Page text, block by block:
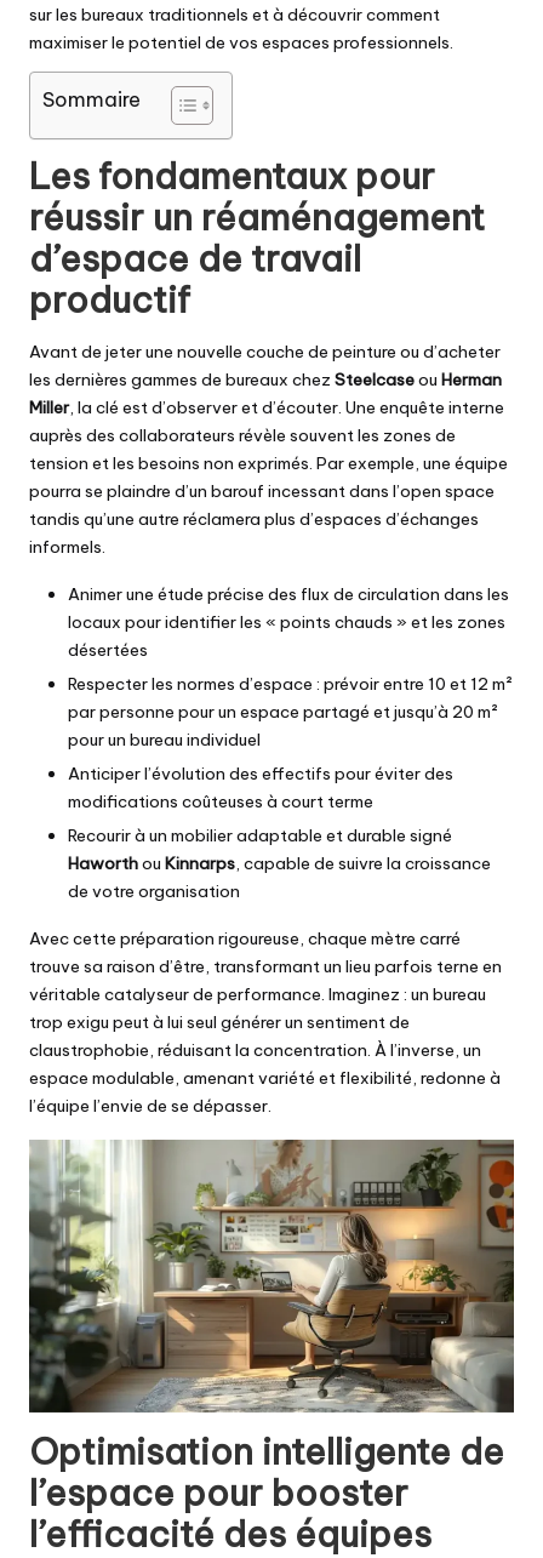
sur les bureaux traditionnels et à découvrir comment
maximiser le potentiel de vos espaces professionnels.
Sommaire
Les fondamentaux pour
réussir un réaménagement
d’espace de travail
productif
Avant de jeter une nouvelle couche de peinture ou d’acheter
les dernières gammes de bureaux chez Steelcaseou Herman
Miller, la clé est d’observer et d’écouter. Une enquête interne
auprès des collaborateurs révèle souvent les zones de
tension et les besoins non exprimés. Par exemple, une équipe
pourra se plaindre d’un barouf incessant dans l’open space
tandis qu’une autre réclamera plus d’espaces d’échanges
informels.
Animer une étude précise des flux de circulation dans les
locaux pour identifier les « points chauds » et les zones
désertées
Respecter les normes d’espace : prévoir entre 10 et 12 m²
par personne pour un espace partagé et jusqu’à 20 m²
pour un bureau individuel
Anticiper l’évolution des effectifs pour éviter des
modifications coûteuses à court terme
Recourir à un mobilier adaptable et durable signé
Haworthou Kinnarps, capable de suivre la croissance
de votre organisation
Avec cette préparation rigoureuse, chaque mètre carré
trouve sa raison d’être, transformant un lieu parfois terne en
véritable catalyseur de performance. Imaginez : un bureau
trop exigu peut à lui seul générer un sentiment de
claustrophobie, réduisant la concentration. À l’inverse, un
espace modulable, amenant variété et flexibilité, redonne à
l’équipe l’envie de se dépasser.
Optimisation intelligente de
l’espace pour booster
l’efficacité des équipes